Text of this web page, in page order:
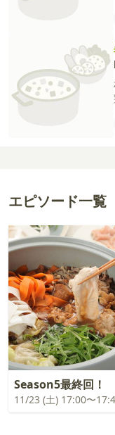
エピソード一覧
Season5最終回！
11/23 (土) 17:00〜